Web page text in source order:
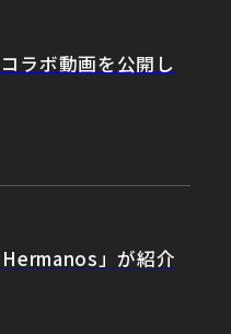
ラボ動画を公開し
」が紹介